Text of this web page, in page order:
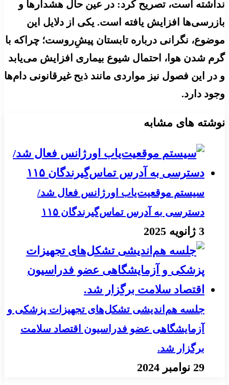
نداشته است، تصریح کرد: در عین حال هشدارها و
بازرسی‌ها افزایش یافته است. یکی از دلایل این
موضوع، نگرانی درباره تابستان پیشِ‌روست؛ چراکه با
گرم شدن هوا، احتمال شیوع بیماری افزایش می‌یابد
و در این فصول نیز مواردی مانند ذبح غیرقانونی دام‌ها
وجود دارد.
نوشته های مشابه
سیستم موقعیت‌یاب اورژانس فعال شد/
دسترسی به آدرس تماس‌گیرندگان ۱۱۵
3 ژانویه 2025
جلسه هم‌اندیشی تشکل‌های تجهیزات پزشکی و
آزمایشگاهی عضو فدراسیون اقتصاد سلامت
برگزار شد.
29 نوامبر 2024